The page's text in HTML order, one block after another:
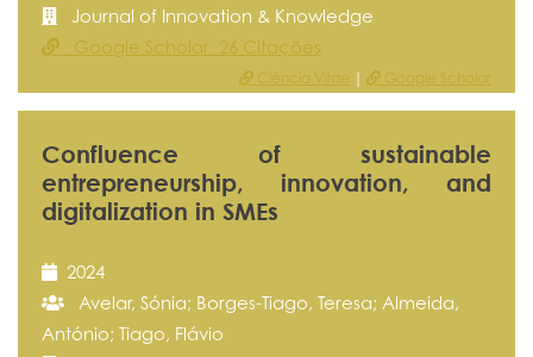
Journal of Innovation & Knowledge
Google Scholar 26 Citações
Ciência Vitae | Google Scholar
Confluence of sustainable
entrepreneurship, innovation, and
digitalization in SMEs
2024
Avelar, Sónia; Borges-Tiago, Teresa; Almeida,
António; Tiago, Flávio